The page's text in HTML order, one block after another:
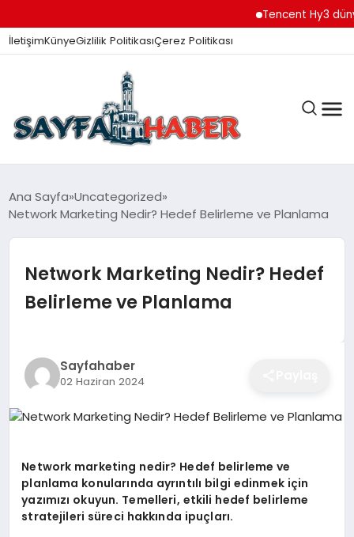
Tencent Hy3
İletişimKünyeGizlilik PolitikasıÇerez Politikası
ANA SAYFA
İZMIR HABERLERI
EĞITIM
SAĞLIK
Ana Sayfa Uncategorized
Network Marketing Nedir? Hedef Belirleme ve Planlama
Network Marketing Nedir? Hedef
Belirleme ve Planlama
Sayfahaber
02 Haziran 2024
Network marketing nedir? Hedef belirleme ve
planlama konularında ayrıntılı bilgi edinmek için
yazımızı okuyun. Temelleri, etkili hedef belirleme
stratejileri süreci hakkında ipuçları.